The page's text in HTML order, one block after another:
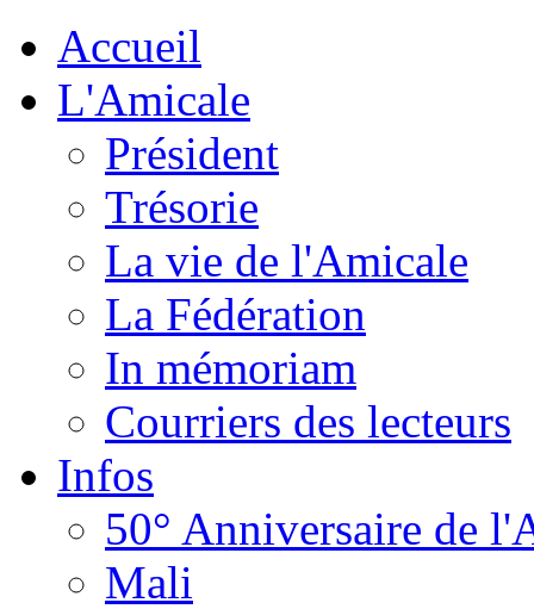
Accueil
L'Amicale
Président
Trésorie
La vie de l'Amicale
La Fédération
In mémoriam
Courriers des lecteurs
Infos
50° Anniversaire de
Mali